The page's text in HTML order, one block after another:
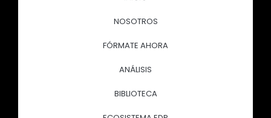
NOSOTROS
FÓRMATE AHORA
ANÁLISIS
BIBLIOTECA